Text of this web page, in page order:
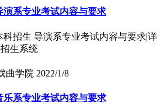
演系专业考试内容与要求
科招生 导演系专业考试内容与要求|详
生系统
曲学院 2022/1/8
乐系专业考试内容与要求